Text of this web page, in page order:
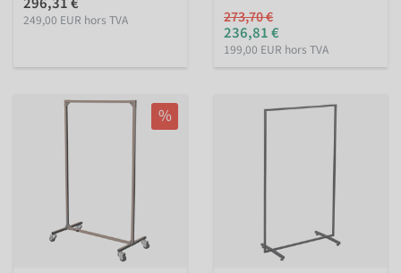
249,00 EUR hors TVA 273,70 €
236,81 €
199,00 EUR hors TVA
%